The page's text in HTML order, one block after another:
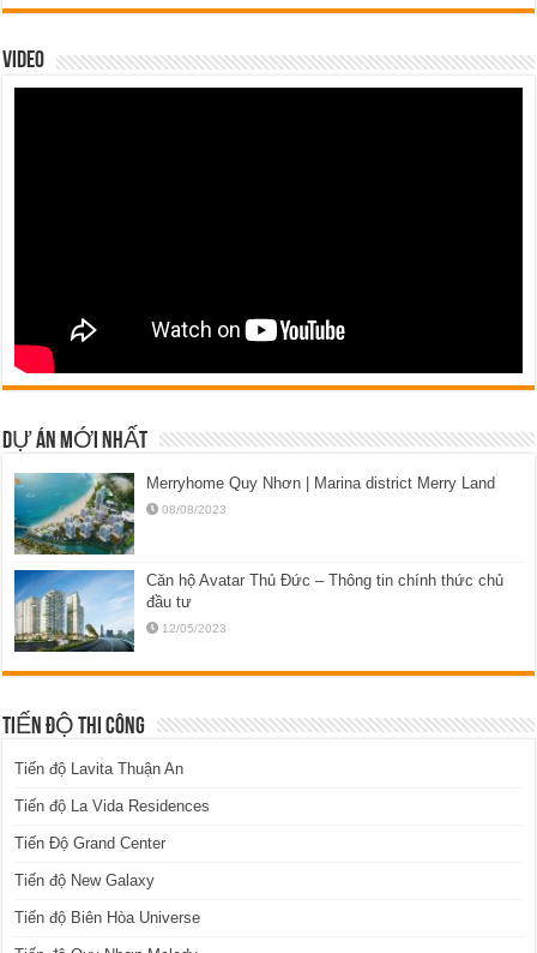
VIDEO
DỰ ÁN MỚI NHẤT
Merryhome Quy Nhơn | Marina district Merry Land
08/08/2023
Căn hộ Avatar Thủ Đức – Thông tin chính thức chủ
đầu tư
12/05/2023
TIẾN ĐỘ THI CÔNG
Tiến độ Lavita Thuận An
Tiến độ La Vida Residences
Tiến Độ Grand Center
Tiến độ New Galaxy
Tiến độ Biên Hòa Universe